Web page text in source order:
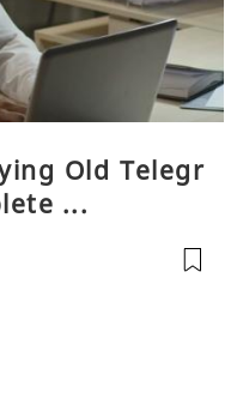
Old Telegr
...